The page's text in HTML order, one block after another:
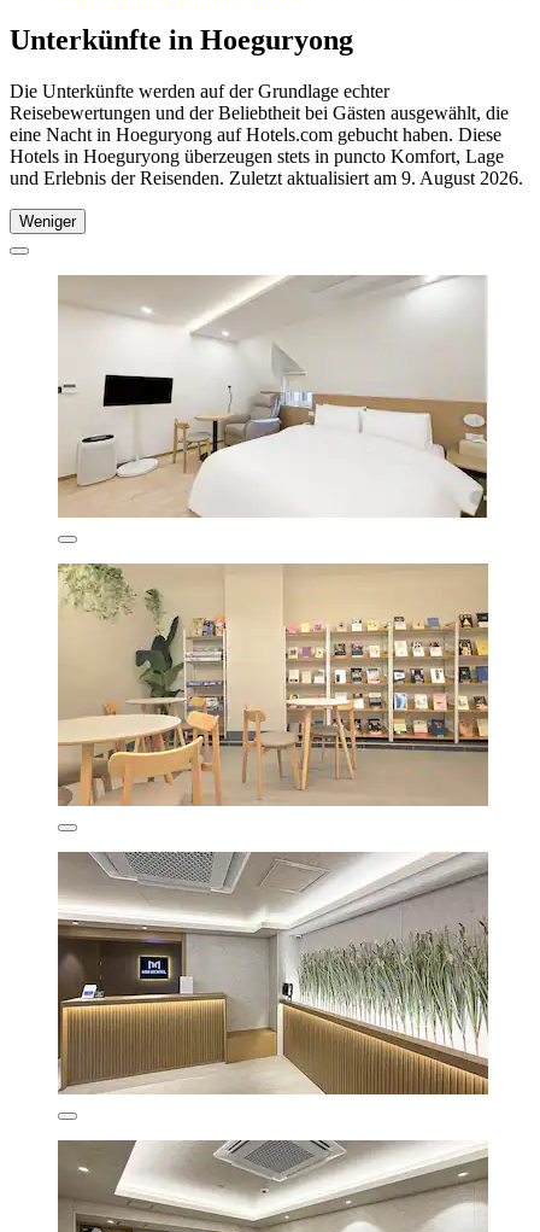
Unterkünfte in Hoeguryong
Die Unterkünfte werden auf der Grundlage echter
Reisebewertungen und der Beliebtheit bei Gästen ausgewählt, die
eine Nacht in Hoeguryong auf Hotels.com gebucht haben. Diese
Hotels in Hoeguryong überzeugen stets in puncto Komfort, Lage
und Erlebnis der Reisenden. Zuletzt aktualisiert am 9. August 2026.
Weniger